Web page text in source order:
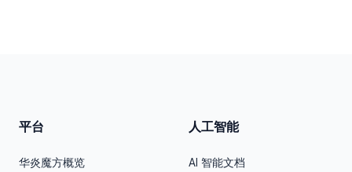
平台
华炎魔方概览
人工智能
AI 智能文档